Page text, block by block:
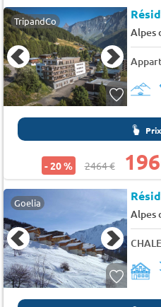
TripandCo
Alpes
- 20 % 2464 €
Goelia
Alpes